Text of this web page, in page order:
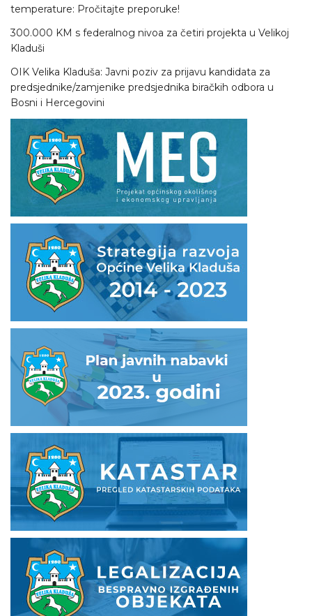
temperature: Pročitajte preporuke!
300.000 KM s federalnog nivoa za četiri projekta u Velikoj
Kladuši
OIK Velika Kladuša: Javni poziv za prijavu kandidata za
predsjednike/zamjenike predsjednika biračkih odbora u
Bosni i Hercegovini